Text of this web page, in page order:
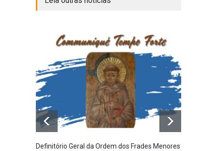
Definitório Geral da Ordem dos Frades Menores